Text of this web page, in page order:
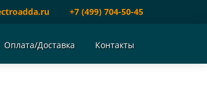
+7 (499) 704-50-45
Оплата/Доставка Контакты